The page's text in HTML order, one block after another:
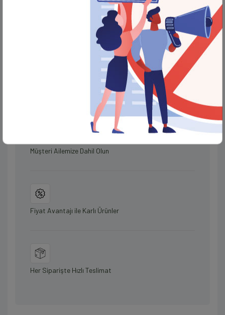
Ürün Etiketleri
Müşteri Ailemize Dahil Olun
Fiyat Avantajı ile Karlı Ürünler
Her Siparişte Hızlı Teslimat